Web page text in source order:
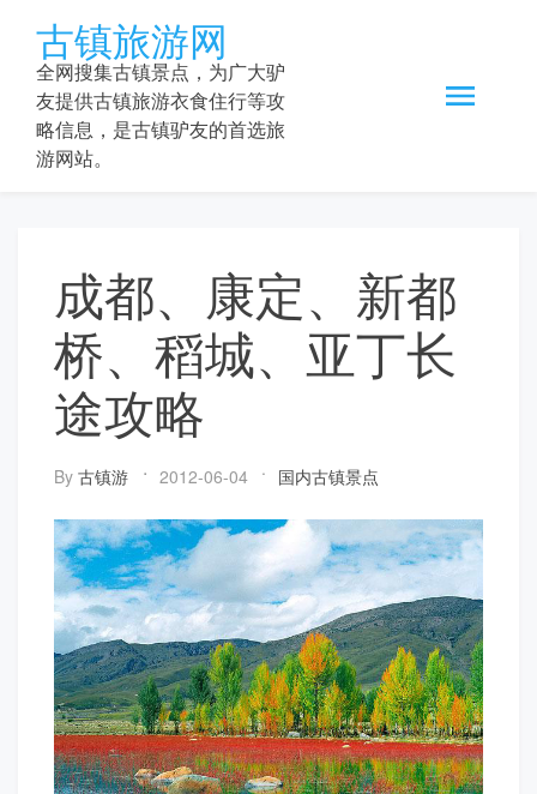
content
古镇旅游网
全网搜集古镇景点，为广大驴
友提供古镇旅游衣食住行等攻
略信息，是古镇驴友的首选旅
游网站。
成都、康定、新都
桥、稻城、亚丁长
途攻略
By 古镇游 2012-06-04 国内古镇景点